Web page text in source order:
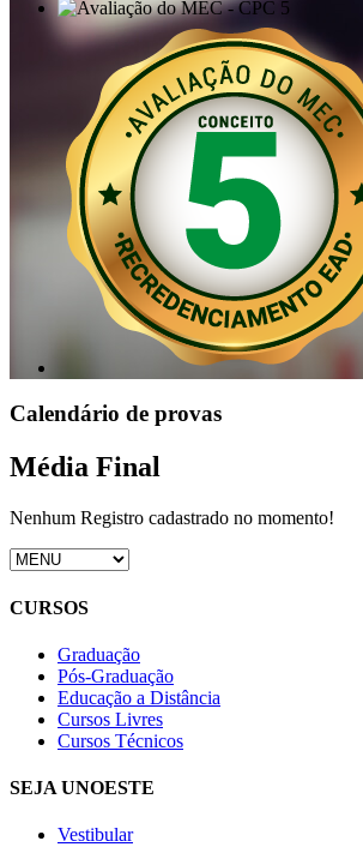
Calendário de provas
Média Final
Nenhum Registro cadastrado no momento!
CURSOS
Graduação
Pós-Graduação
Educação a Distância
Cursos Livres
Cursos Técnicos
SEJA UNOESTE
Vestibular